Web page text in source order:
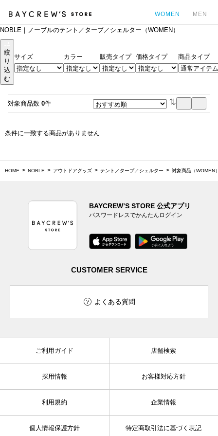
WOMEN MEN
NOBLE｜ノーブルのテント／タープ／シェルター（WOMEN）
絞
り
込
む
サイズ カラー 販売タイプ 価格タイプ 商品タイプ
対象商品数 0件
条件に一致する商品がありません
HOME NOBLE アウトドアグッズ テント／タープ／シェルター 対象商品（WOMEN
BAYCREW’S STORE 公式アプリ
パスワードレスでかんたんログイン
CUSTOMER SERVICE
よくある質問
ご利用ガイド 店舗検索
採用情報 お客様対応方針
利用規約 企業情報
個人情報保護方針 特定商取引法に基づく表記